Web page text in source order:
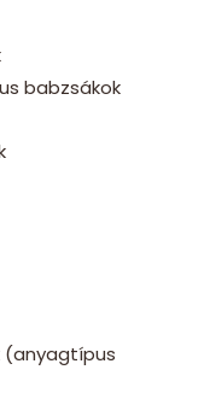
babzsákok
(anyagtípus